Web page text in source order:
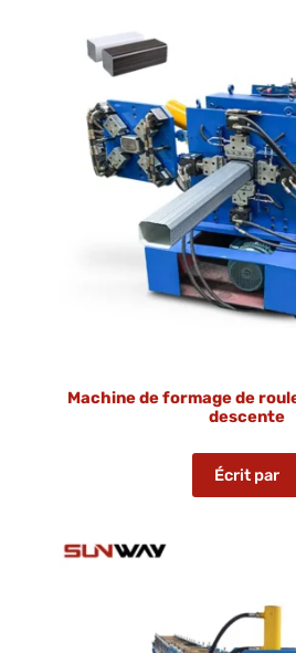
Machine de formage de
descente
Écrit par